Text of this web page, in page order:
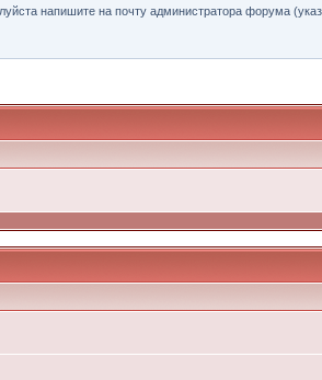
напишите на почту администратора форума